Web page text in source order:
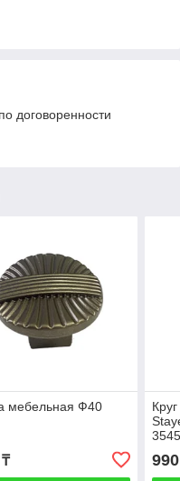
договоренности
мебельная Ф40
990